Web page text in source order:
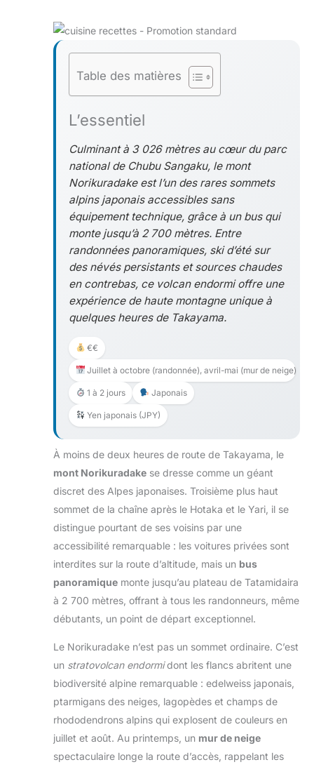
Table des matières
L’essentiel
Culminant à 3 026 mètres au cœur du parc
national de Chubu Sangaku, le mont
Norikuradake est l’un des rares sommets
alpins japonais accessibles sans
équipement technique, grâce à un bus qui
monte jusqu’à 2 700 mètres. Entre
randonnées panoramiques, ski d’été sur
des névés persistants et sources chaudes
en contrebas, ce volcan endormi offre une
expérience de haute montagne unique à
quelques heures de Takayama.
€€
Juillet à octobre (randonnée), avril-mai (mur de neige)
1 à 2 jours Japonais
Yen japonais (JPY)
À moins de deux heures de route de Takayama, le
mont Norikuradake se dresse comme un géant
discret des Alpes japonaises. Troisième plus haut
sommet de la chaîne après le Hotaka et le Yari, il se
distingue pourtant de ses voisins par une
accessibilité remarquable : les voitures privées sont
interdites sur la route d’altitude, mais un bus
panoramique monte jusqu’au plateau de Tatamidaira
à 2 700 mètres, offrant à tous les randonneurs, même
débutants, un point de départ exceptionnel.
Le Norikuradake n’est pas un sommet ordinaire. C’est
un stratovolcan endormidont les flancs abritent une
biodiversité alpine remarquable : edelweiss japonais,
ptarmigans des neiges, lagopèdes et champs de
rhododendrons alpins qui explosent de couleurs en
juillet et août. Au printemps, un mur de neige
spectaculaire longe la route d’accès, rappelant les